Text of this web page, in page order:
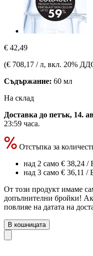
€ 42,49
(€ 708,17 / л, вкл. 20%
Съдържание: 60 мл
На склад
Доставка до петък, 14.
23:59 часа.
Отстъпка за
над 2 само € 38,24 /
над 3 само € 36,11 /
От този продукт имаме
допълнителни бройки!
повлияе на датата на
В кошницата